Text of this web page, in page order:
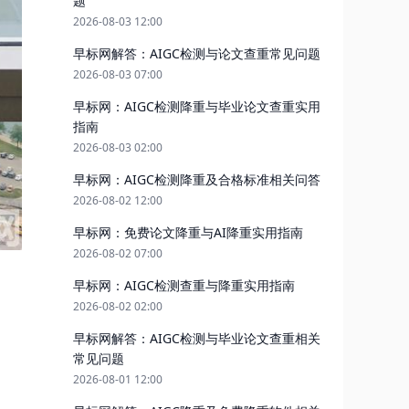
2026-08-03 12:00
早标网解答：AIGC检测与论文查重常见问题
2026-08-03 07:00
早标网：AIGC检测降重与毕业论文查重实用
指南
2026-08-03 02:00
早标网：AIGC检测降重及合格标准相关问答
2026-08-02 12:00
早标网：免费论文降重与AI降重实用指南
2026-08-02 07:00
早标网：AIGC检测查重与降重实用指南
2026-08-02 02:00
早标网解答：AIGC检测与毕业论文查重相关
常见问题
2026-08-01 12:00